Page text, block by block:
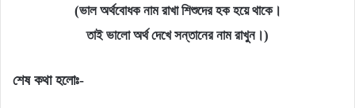
(ভাল অর্থবোধক নাম রাখা শিশুদের হক হয়ে থাকে।
তাই ভালো অর্থ দেখে সন্তানের নাম রাখুন।)
শেষ কথা হলোঃ-